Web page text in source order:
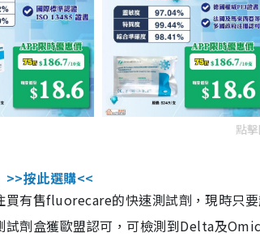
點
>>按此選購<<
買有售fluorecare的快速測試劑，現時只
試劑盒獲歐盟認可，可檢測到Delta及